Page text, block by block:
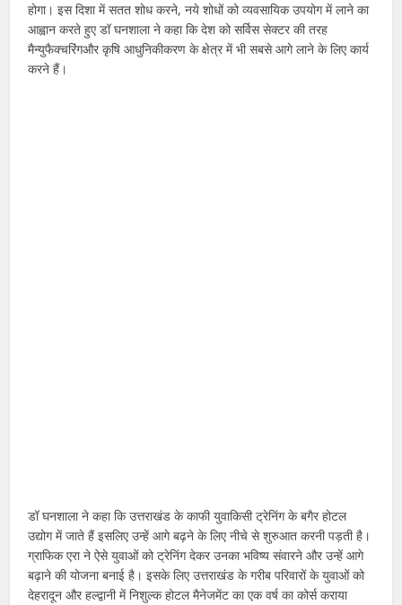
होगा। इस दिशा में सतत शोध करने, नये शोधों को व्यवसायिक उपयोग में लाने का
आह्वान करते हुए डॉ घनशाला ने कहा कि देश को सर्विस सेक्टर की तरह
मैन्युफैक्चरिंगऔर कृषि आधुनिकीकरण के क्षेत्र में भी सबसे आगे लाने के लिए कार्य
करने हैं।
डॉ घनशाला ने कहा कि उत्तराखंड के काफी युवाकिसी ट्रेनिंग के बगैर होटल
उद्योग में जाते हैं इसलिए उन्हें आगे बढ़ने के लिए नीचे से शुरुआत करनी पड़ती है।
ग्राफिक एरा ने ऐसे युवाओं को ट्रेनिंग देकर उनका भविष्य संवारने और उन्हें आगे
बढ़ाने की योजना बनाई है। इसके लिए उत्तराखंड के गरीब परिवारों के युवाओं को
देहरादून और हल्द्वानी में निशुल्क होटल मैनेजमेंट का एक वर्ष का कोर्स कराया